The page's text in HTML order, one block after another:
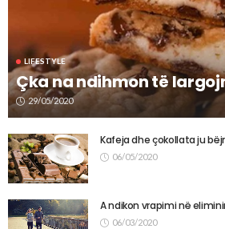
LIFESTYLE
Çka na ndihmon të
29/05/2020
Kafeja dhe çokollata ju
06/05/2020
A ndikon vrapimi në
06/03/2020